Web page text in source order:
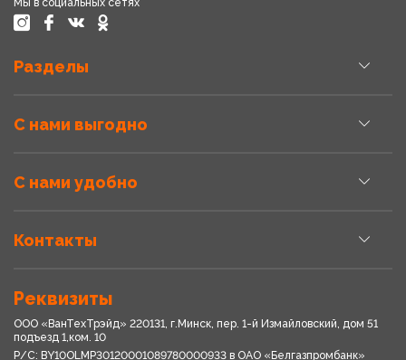
Разделы
С нами выгодно
С нами удобно
Контакты
Реквизиты
ООО «ВанТехТрэйд» 220131, г.Минск, пер. 1-й Измайловский, дом 51
подъезд 1,ком. 10
Р/С: BY10OLMP30120001089780000933 в OАО «Белгазпромбанк»